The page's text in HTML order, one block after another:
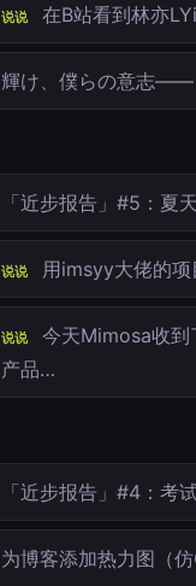
说说 在B站看到林亦
輝け、僕らの意志——
「近步报告」#5：夏
说说 用imsyy大佬的
说说
今天Mimosa收到
产品…
「近步报告」#4：考
为博客添加热力图（